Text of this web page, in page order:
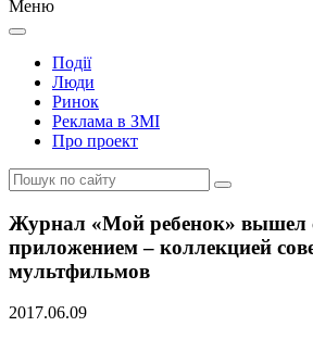
Меню
Події
Люди
Ринок
Реклама в ЗМІ
Про проект
Журнал «Мой ребенок» вышел
приложением – коллекцией
мультфильмов
2017.06.09